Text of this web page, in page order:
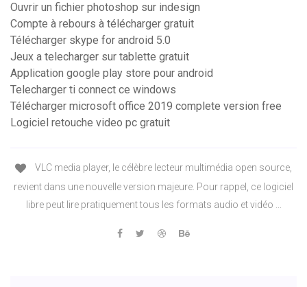
Ouvrir un fichier photoshop sur indesign
Compte à rebours à télécharger gratuit
Télécharger skype for android 5.0
Jeux a telecharger sur tablette gratuit
Application google play store pour android
Telecharger ti connect ce windows
Télécharger microsoft office 2019 complete version free
Logiciel retouche video pc gratuit
VLC media player, le célèbre lecteur multimédia open source,
revient dans une nouvelle version majeure. Pour rappel, ce logiciel
libre peut lire pratiquement tous les formats audio et vidéo ...